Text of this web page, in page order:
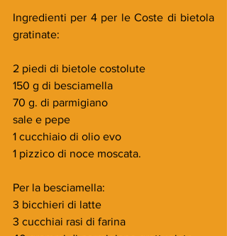
Ingredienti per 4 per le Coste di bietola
gratinate:
2 piedi di bietole costolute
150 g di besciamella
70 g. di parmigiano
sale e pepe
1 cucchiaio di olio evo
1 pizzico di noce moscata.
Per la besciamella:
3 bicchieri di latte
3 cucchiai rasi di farina